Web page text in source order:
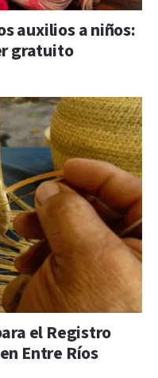
auxilios a niños:
gratuito
el Registro
Entre Ríos